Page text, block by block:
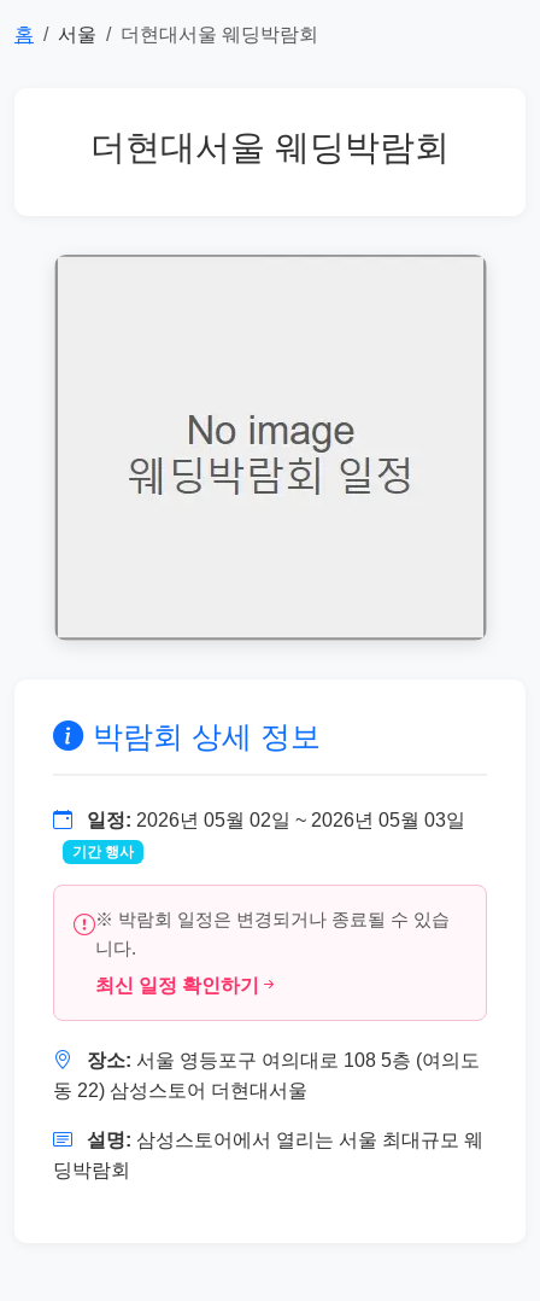
홈 서울 더현대서울 웨딩박람회
더현대서울 웨딩박람회
박람회 상세 정보
일정: 2026년 05월 02일 ~ 2026년 05월 03일
기간 행사
※ 박람회 일정은 변경되거나 종료될 수 있습
니다.
최신 일정 확인하기
장소: 서울 영등포구 여의대로 108 5층 (여의도
동 22) 삼성스토어 더현대서울
설명: 삼성스토어에서 열리는 서울 최대규모 웨
딩박람회